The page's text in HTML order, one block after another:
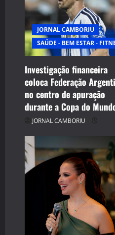
JORNAL CAMBORIU
SAÚDE - BEM ESTAR -
Investigação financeira
coloca Federação
no centro de apuração
durante a Copa do
JORNAL CAMBORIU